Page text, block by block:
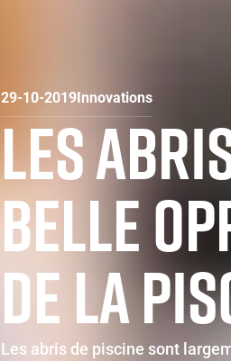
29-10-2019Innovations
LES
BELLE
DE LA
Les abris de piscine sont